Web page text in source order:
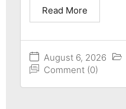
August 6, 2026
Comment (0)
Read More